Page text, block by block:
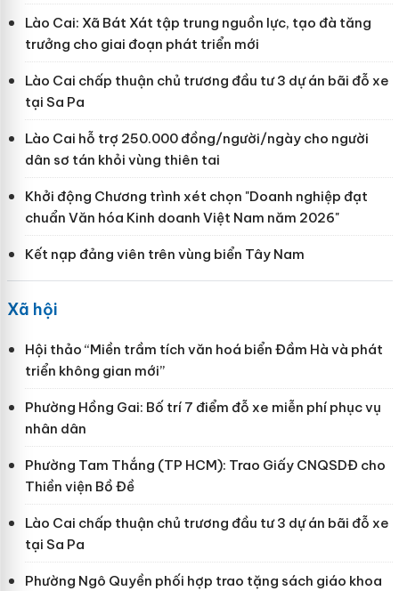
Lào Cai: Xã Bát Xát tập trung nguồn lực, tạo đà tăng
trưởng cho giai đoạn phát triển mới
Lào Cai chấp thuận chủ trương đầu tư 3 dự án bãi đỗ xe
tại Sa Pa
Lào Cai hỗ trợ 250.000 đồng/người/ngày cho người
dân sơ tán khỏi vùng thiên tai
Khởi động Chương trình xét chọn "Doanh nghiệp đạt
chuẩn Văn hóa Kinh doanh Việt Nam năm 2026"
Kết nạp đảng viên trên vùng biển Tây Nam
Xã hội
Hội thảo “Miền trầm tích văn hoá biển Đầm Hà và phát
triển không gian mới”
Phường Hồng Gai: Bố trí 7 điểm đỗ xe miễn phí phục vụ
nhân dân
Phường Tam Thắng (TP HCM): Trao Giấy CNQSDĐ cho
Thiền viện Bồ Đề
Lào Cai chấp thuận chủ trương đầu tư 3 dự án bãi đỗ xe
tại Sa Pa
Phường Ngô Quyền phối hợp trao tặng sách giáo khoa